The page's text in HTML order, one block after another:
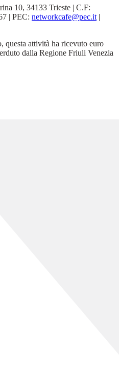
10, 34133 Trieste | C.F:
| PEC: networkcafe@pec.it |
questa attività ha ricevuto euro
dalla Regione Friuli Venezia